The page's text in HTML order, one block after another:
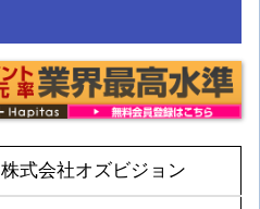
株式会社オズビジョン